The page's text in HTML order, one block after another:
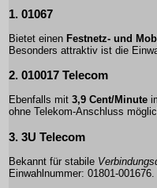
1. 01067
Bietet einen Festnetz- und
Besonders attraktiv ist die
2. 010017 Telecom
Ebenfalls mit 3,9 Cent/Minute
ohne Telekom-Anschluss
3. 3U Telecom
Bekannt für stabile
Einwahlnummer: 01801-001676